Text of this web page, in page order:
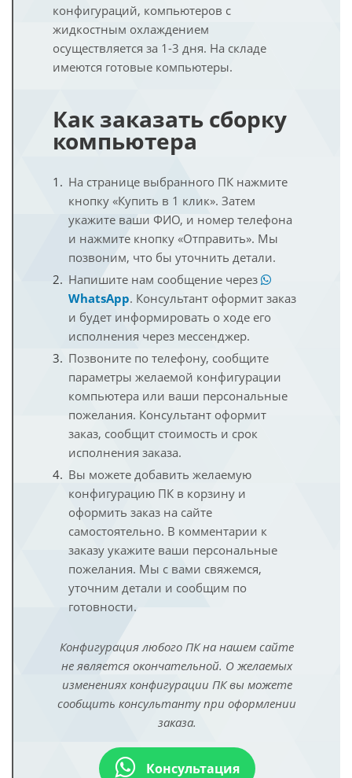
конфигураций, компьютеров с
жидкостным охлаждением
осуществляется за 1-3 дня. На складе
имеются готовые компьютеры.
Как заказать сборку
компьютера
На странице выбранного ПК нажмите
кнопку «Купить в 1 клик». Затем
укажите ваши ФИО, и номер телефона
и нажмите кнопку «Отправить». Мы
позвоним, что бы уточнить детали.
Напишите нам сообщение через
WhatsApp. Консультант оформит заказ
и будет информировать о ходе его
исполнения через мессенджер.
Позвоните по телефону, сообщите
параметры желаемой конфигурации
компьютера или ваши персональные
пожелания. Консультант оформит
заказ, сообщит стоимость и срок
исполнения заказа.
Вы можете добавить желаемую
конфигурацию ПК в корзину и
оформить заказ на сайте
самостоятельно. В комментарии к
заказу укажите ваши персональные
пожелания. Мы с вами свяжемся,
уточним детали и сообщим по
готовности.
Конфигурация любого ПК на нашем сайте
не является окончательной. О желаемых
изменениях конфигурации ПК вы можете
сообщить консультанту при оформлении
заказа.
Консультация